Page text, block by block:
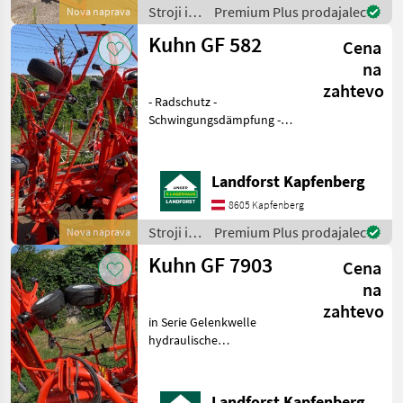
Nova naprava
Wegstr
Stroji in
oprema
za žetev
/ Kuhn
Premium Plus prodajalec
Nova naprava
Kuhn GF 582
Cena
na
zahtevo
- Radschutz -
Schwingungsdämpfung -
Wegstrecken zu ersparen,
bitten wir Sie um vorherige
Kontaktaufnahme, falls Sie
eine
Landforst Kapfenberg
8605 Kapfenberg
Stroji in
oprema
za žetev
/ Kuhn
Premium Plus prodajalec
Kuhn GF 7903
Cena
na
zahtevo
in Serie Gelenkwelle
hydraulische
3-Punkt Anbau mit